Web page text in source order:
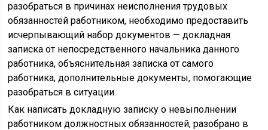
разобраться в причинах неисполнения трудовых
обязанностей работником, необходимо предоставить
исчерпывающий набор документов — докладная
записка от непосредственного начальника данного
работника, объяснительная записка от самого
работника, дополнительные документы, помогающие
разобраться в ситуации.
Как написать докладную записку о невыполнении
работником должностных обязанностей, разобрано в